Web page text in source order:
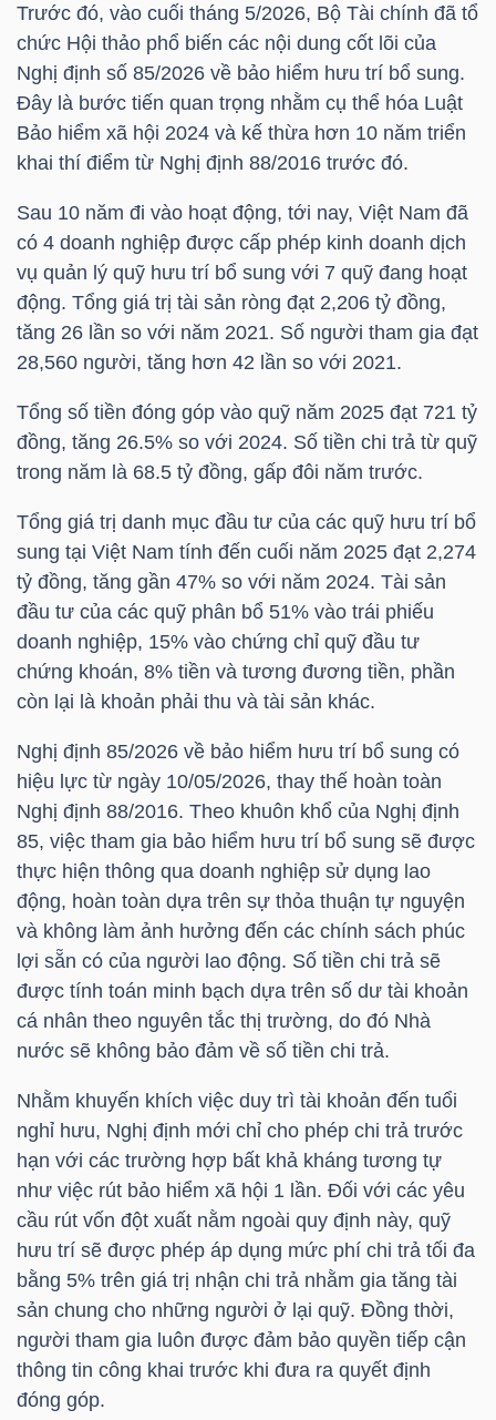
Trước đó, vào cuối tháng 5/2026, Bộ Tài chính đã tổ
chức Hội thảo phổ biến các nội dung cốt lõi của
Nghị định số 85/2026 về bảo hiểm hưu trí bổ sung.
Đây là bước tiến quan trọng nhằm cụ thể hóa Luật
Bảo hiểm xã hội 2024 và kế thừa hơn 10 năm triển
khai thí điểm từ Nghị định 88/2016 trước đó.
Sau 10 năm đi vào hoạt động, tới nay, Việt Nam đã
có 4 doanh nghiệp được cấp phép kinh doanh dịch
vụ quản lý quỹ hưu trí bổ sung với 7 quỹ đang hoạt
động. Tổng giá trị tài sản ròng đạt 2,206 tỷ đồng,
tăng 26 lần so với năm 2021. Số người tham gia đạt
28,560 người, tăng hơn 42 lần so với 2021.
Tổng số tiền đóng góp vào quỹ năm 2025 đạt 721 tỷ
đồng, tăng 26.5% so với 2024. Số tiền chi trả từ quỹ
trong năm là 68.5 tỷ đồng, gấp đôi năm trước.
Tổng giá trị danh mục đầu tư của các quỹ hưu trí bổ
sung tại Việt Nam tính đến cuối năm 2025 đạt 2,274
tỷ đồng, tăng gần 47% so với năm 2024. Tài sản
đầu tư của các quỹ phân bổ 51% vào trái phiếu
doanh nghiệp, 15% vào chứng chỉ quỹ đầu tư
chứng khoán, 8% tiền và tương đương tiền, phần
còn lại là khoản phải thu và tài sản khác.
Nghị định 85/2026 về bảo hiểm hưu trí bổ sung có
hiệu lực từ ngày 10/05/2026, thay thế hoàn toàn
Nghị định 88/2016. Theo khuôn khổ của Nghị định
85, việc tham gia bảo hiểm hưu trí bổ sung sẽ được
thực hiện thông qua doanh nghiệp sử dụng lao
động, hoàn toàn dựa trên sự thỏa thuận tự nguyện
và không làm ảnh hưởng đến các chính sách phúc
lợi sẵn có của người lao động. Số tiền chi trả sẽ
được tính toán minh bạch dựa trên số dư tài khoản
cá nhân theo nguyên tắc thị trường, do đó Nhà
nước sẽ không bảo đảm về số tiền chi trả.
Nhằm khuyến khích việc duy trì tài khoản đến tuổi
nghỉ hưu, Nghị định mới chỉ cho phép chi trả trước
hạn với các trường hợp bất khả kháng tương tự
như việc rút bảo hiểm xã hội 1 lần. Đối với các yêu
cầu rút vốn đột xuất nằm ngoài quy định này, quỹ
hưu trí sẽ được phép áp dụng mức phí chi trả tối đa
bằng 5% trên giá trị nhận chi trả nhằm gia tăng tài
sản chung cho những người ở lại quỹ. Đồng thời,
người tham gia luôn được đảm bảo quyền tiếp cận
thông tin công khai trước khi đưa ra quyết định
đóng góp.
TRÁI
PHIẾU
CÔNG
ĐẦU
TƯ
TRUY
DỮ
LIỆU
Ngành
VS-
SECTOR
NĂNG
LƯỢNG
NGUYÊN
VẬT
LIỆU
CÔNG
NGHIỆP
TIÊU
DÙNG
KHÔNG
THIẾT